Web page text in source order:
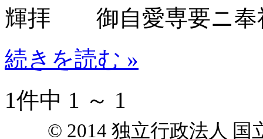
輝拝 御自愛専要ニ奉
続きを読む »
1件中 1 ～ 1
© 2014 独立行政法人 国